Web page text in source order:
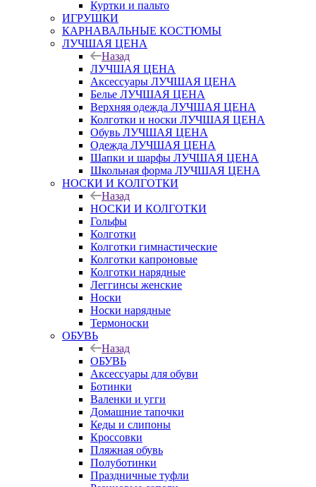
Куртки и пальто
ИГРУШКИ
КАРНАВАЛЬНЫЕ КОСТЮМЫ
ЛУЧШАЯ ЦЕНА
Назад
ЛУЧШАЯ ЦЕНА
Аксессуары ЛУЧШАЯ ЦЕНА
Белье ЛУЧШАЯ ЦЕНА
Верхняя одежда ЛУЧШАЯ ЦЕНА
Колготки и носки ЛУЧШАЯ ЦЕНА
Обувь ЛУЧШАЯ ЦЕНА
Одежда ЛУЧШАЯ ЦЕНА
Шапки и шарфы ЛУЧШАЯ ЦЕНА
Школьная форма ЛУЧШАЯ ЦЕНА
НОСКИ И КОЛГОТКИ
Назад
НОСКИ И КОЛГОТКИ
Гольфы
Колготки
Колготки гимнастические
Колготки капроновые
Колготки нарядные
Леггинсы женские
Носки
Носки нарядные
Термоноски
ОБУВЬ
Назад
ОБУВЬ
Аксессуары для обуви
Ботинки
Валенки и угги
Домашние тапочки
Кеды и слипоны
Кроссовки
Пляжная обувь
Полуботинки
Праздничные туфли